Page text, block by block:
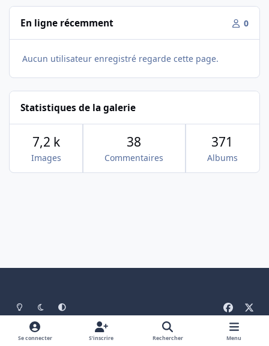
En ligne récemment 0
Aucun utilisateur enregistré regarde cette page.
Statistiques de la galerie
Images
7,2 k
Commentaires
38
Albums
371
Light ModeMode sombreSystem Preference
a
Langue Politique de confidentialité
Nous contacter
Se connecter S’inscrire Rechercher Menu